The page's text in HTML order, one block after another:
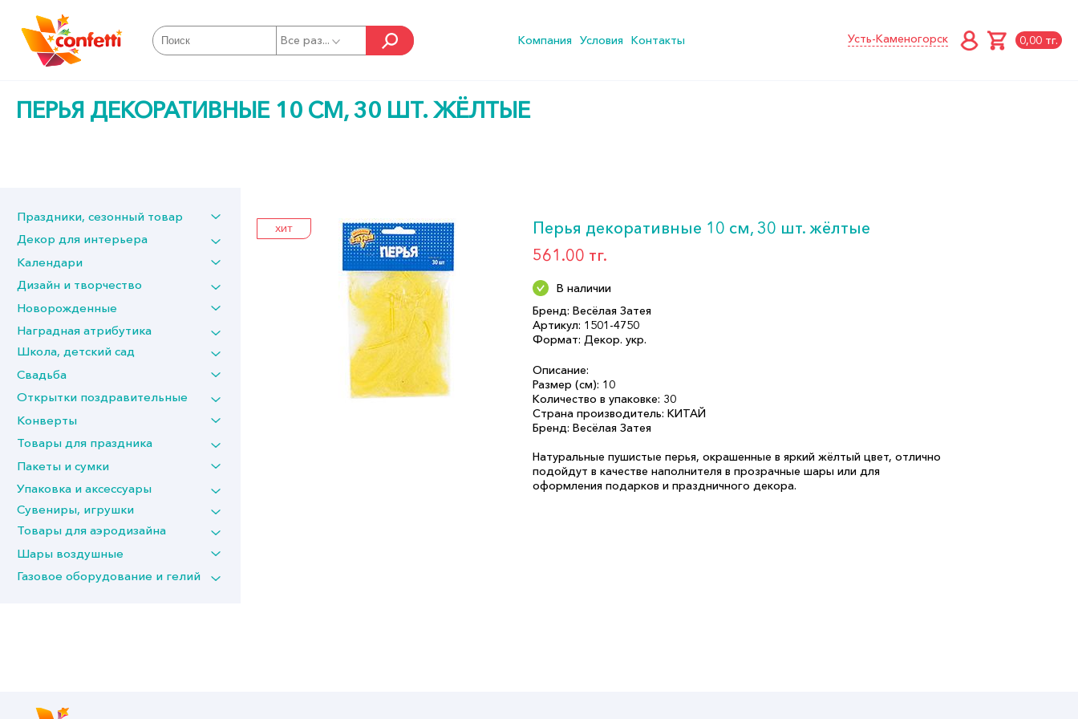
Все раз... Компания Условия Контакты Усть-Каменогорск 0,00 тг.
ПЕРЬЯ ДЕКОРАТИВНЫЕ 10 СМ, 30 ШТ. ЖЁЛТЫЕ
Праздники, сезонный товар
Декор для интерьера
Календари
Дизайн и творчество
Новорожденные
Наградная атрибутика
Школа, детский сад
Свадьба
Открытки поздравительные
Конверты
Товары для праздника
Пакеты и сумки
Упаковка и аксессуары
Сувениры, игрушки
Товары для аэродизайна
Шары воздушные
Газовое оборудование и гелий
ХИТ
Перья декоративные 10 см, 30 шт. жёлтые
561.00 тг.
В наличии
Бренд: Весёлая Затея
Артикул: 1501-4750
Формат: Декор. укр.
Описание:
Размер (см): 10
Количество в упаковке: 30
Страна производитель: КИТАЙ
Бренд: Весёлая Затея
Натуральные пушистые перья, окрашенные в яркий жёлтый цвет, отлично
подойдут в качестве наполнителя в прозрачные шары или для
оформления подарков и праздничного декора.